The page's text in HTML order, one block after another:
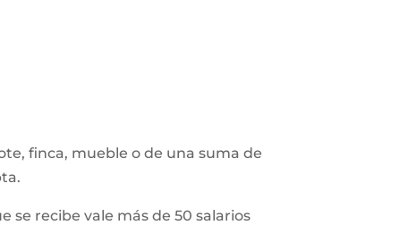
finca, mueble o de una suma de
se recibe vale más de 50 salarios